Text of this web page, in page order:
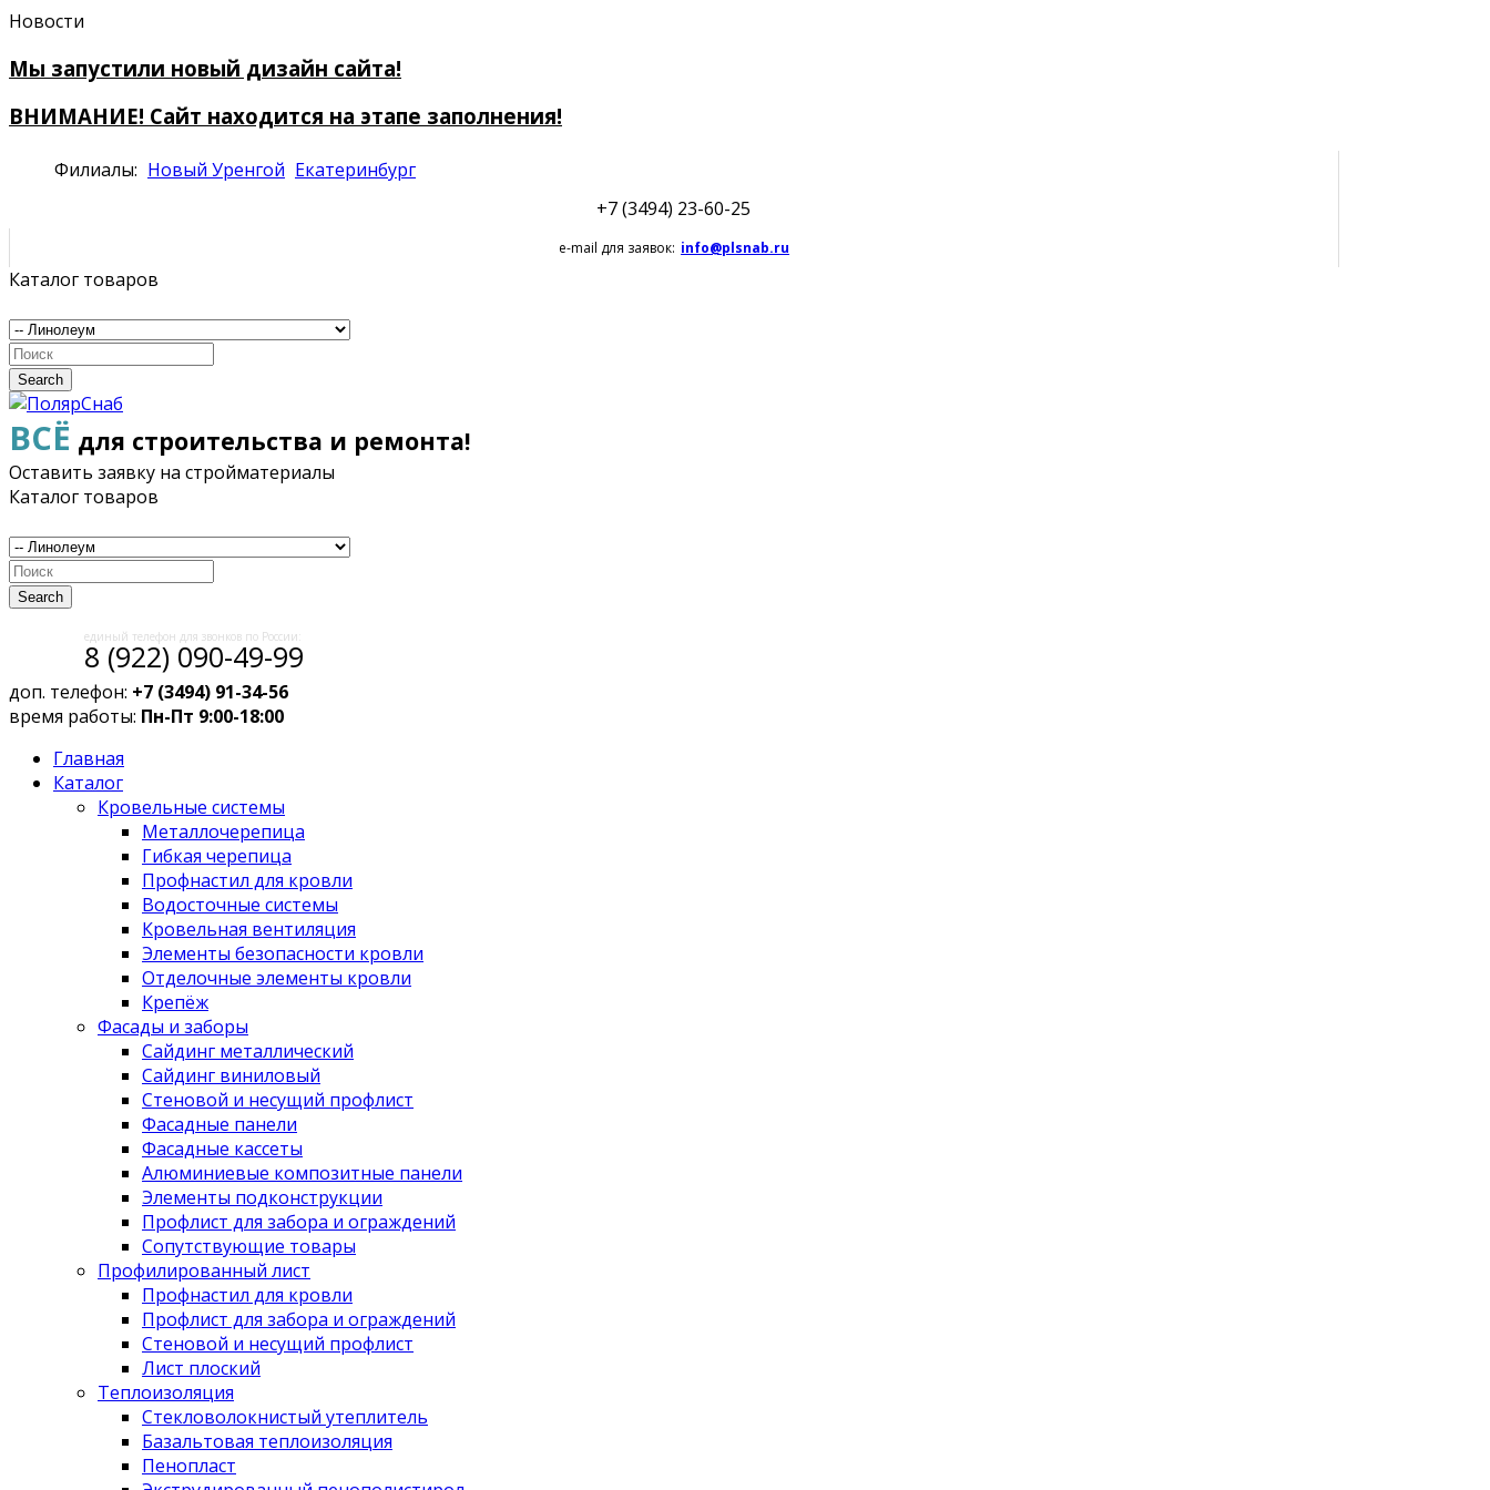
Новости
Мы запустили новый дизайн сайта!
ВНИМАНИЕ! Сайт находится на этапе заполнения!
Филиалы: Новый Уренгой Екатеринбург
+7 (3494) 23-60-25
e-mail для заявок: info@plsnab.ru
Каталог товаров
Search
ВСЁ для строительства и ремонта!
Оставить заявку на стройматериалы
Каталог товаров
Search
единый телефон для звонков по России:
8 (922) 090-49-99
доп. телефон: +7 (3494) 91-34-56
время работы: Пн-Пт 9:00-18:00
Главная
Каталог
Кровельные системы
Металлочерепица
Гибкая черепица
Профнастил для кровли
Водосточные системы
Кровельная вентиляция
Элементы безопасности кровли
Отделочные элементы кровли
Крепёж
Фасады и заборы
Сайдинг металлический
Сайдинг виниловый
Стеновой и несущий профлист
Фасадные панели
Фасадные кассеты
Алюминиевые композитные панели
Элементы подконструкции
Профлист для забора и ограждений
Сопутствующие товары
Профилированный лист
Профнастил для кровли
Профлист для забора и ограждений
Стеновой и несущий профлист
Лист плоский
Теплоизоляция
Стекловолокнистый утеплитель
Базальтовая теплоизоляция
Пенопласт